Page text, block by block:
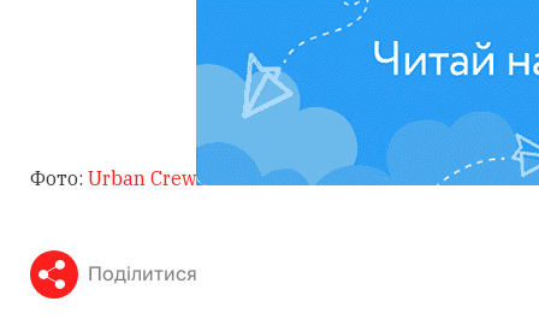
Фото: Urban Crew
Поділитися